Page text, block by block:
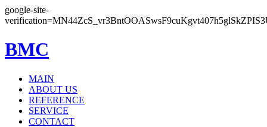
google-site-
BMC
MAIN
ABOUT US
REFERENCE
SERVICE
CONTACT